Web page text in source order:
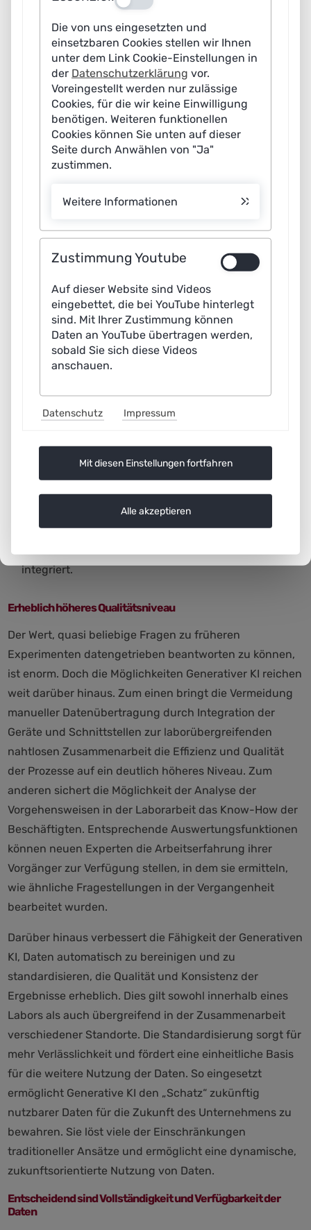
umfassende Datennutzung in Laboren bisher erschwert.
Doch die Einführung generativer KI hat das Potential der
Datennutzung aus diesen Experimenten disruptiv
verändert. So wie es generativer KI möglich ist, aus
unterschiedlich strukturierten Daten im Internet zu
lernen, kann sie auch in Laboren Daten aus
verschiedenartigen Quellen in ein auf die Fragestellung
bezogenes Format überführen. Dabei vereinheitlicht sie
beispielsweise Maßeinheiten, füllt Datenlücken durch
Anforderungen an.
Dies bedeutet: Dank generativer KI wird kein
laborübergreifendes Datenmodell im Detail mehr
benötigt, dass von vornherein sämtliche Eventualitäten
berücksichtigt. Es muss jedoch ein übergreifendes
Konzept vorhanden sein, welches folgende Aspekte
sicherstellt:
Technische Infrastruktur und Datenverfügbarkeit: Die
wie möglich sein. Gerade in Laboren werden
Datensätze häufig per Copy&Paste übertragen,
schlimmstenfalls abgetippt, was Fehler begünstigt.
Generative KI kann hier unterstützen, indem sie
solche Fehlerquellen minimiert und Daten aus
integriert.
Erheblich höheres Qualitätsniveau
Der Wert, quasi beliebige Fragen zu früheren
Experimenten datengetrieben beantworten zu können,
ist enorm. Doch die Möglichkeiten Generativer KI reichen
weit darüber hinaus. Zum einen bringt die Vermeidung
manueller Datenübertragung durch Integration der
Geräte und Schnittstellen zur laborübergreifenden
nahtlosen Zusammenarbeit die Effizienz und Qualität
der Prozesse auf ein deutlich höheres Niveau. Zum
anderen sichert die Möglichkeit der Analyse der
Vorgehensweisen in der Laborarbeit das Know-How der
Beschäftigten. Entsprechende Auswertungsfunktionen
können neuen Experten die Arbeitserfahrung ihrer
Vorgänger zur Verfügung stellen, in dem sie ermitteln,
wie ähnliche Fragestellungen in der Vergangenheit
bearbeitet wurden.
Darüber hinaus verbessert die Fähigkeit der Generativen
KI, Daten automatisch zu bereinigen und zu
standardisieren, die Qualität und Konsistenz der
Ergebnisse erheblich. Dies gilt sowohl innerhalb eines
Labors als auch übergreifend in der Zusammenarbeit
verschiedener Standorte. Die Standardisierung sorgt für
mehr Verlässlichkeit und fördert eine einheitliche Basis
für die weitere Nutzung der Daten. So eingesetzt
ermöglicht Generative KI den „Schatz“ zukünftig
nutzbarer Daten für die Zukunft des Unternehmens zu
bewahren. Sie löst viele der Einschränkungen
traditioneller Ansätze und ermöglicht eine dynamische,
zukunftsorientierte Nutzung von Daten.
Entscheidend sind Vollständigkeit und Verfügbarkeit der
Daten
Die von uns eingesetzten und
einsetzbaren Cookies stellen wir Ihnen
unter dem Link Cookie-Einstellungen in
der Datenschutzerklärung vor.
Voreingestellt werden nur zulässige
Cookies, für die wir keine Einwilligung
benötigen. Weiteren funktionellen
Cookies können Sie unten auf dieser
Seite durch Anwählen von "Ja"
zustimmen.
Weitere Informationen
Zustimmung Youtube
Auf dieser Website sind Videos
eingebettet, die bei YouTube hinterlegt
sind. Mit Ihrer Zustimmung können
Daten an YouTube übertragen werden,
sobald Sie sich diese Videos
anschauen.
Datenschutz Impressum
Mit diesen Einstellungen fortfahren
Alle akzeptieren